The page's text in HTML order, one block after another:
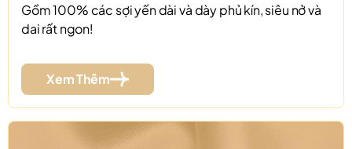
Gồm 100% các sợi yến dài và dày phủ kín, siêu nở và
dai rất ngon!
Xem Thêm